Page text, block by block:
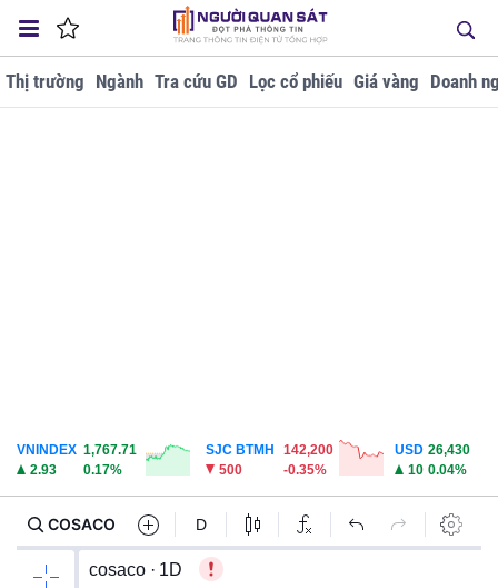
Thị trường Ngành Tra cứu GD Lọc cổ phiếu Giá vàng Doanh
VNINDEX 1,767.71
2.93
0.17%
SJC BTMH
142,200
500
-0.35%
USD 26,430
10 0.04%